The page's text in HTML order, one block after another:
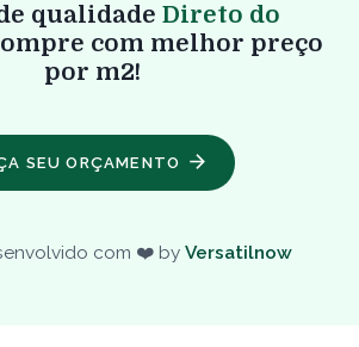
qualidade Direto do
com melhor preço
por m2!
SEU ORÇAMENTO
com ❤️ by Versatilnow